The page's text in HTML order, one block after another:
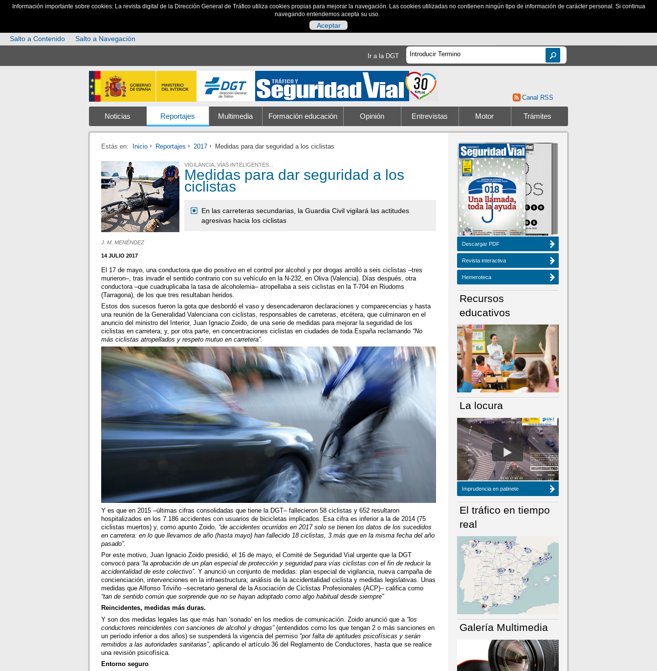
Información importante sobre cookies: La revista digital de la Dirección General de Tráfico utiliza cookies propias para mejorar la navegación. Las cookies utilizadas no contienen ningún tipo de información de carácter personal. Si continua
navegando entendemos acepta su uso.
Aceptar
Salto a Contenido
Salto a Navegación
Ir a la DGT
Canal RSS
Noticias Reportajes Multimedia Formación educación Opinión Entrevistas Motor Trámites
Estás en: Inicio Reportajes 2017 Medidas para dar seguridad a los ciclistas
VIGILANCIA, VÍAS INTELIGENTES...
Medidas para dar seguridad a los
ciclistas
En las carreteras secundarias, la Guardia Civil vigilará las actitudes
agresivas hacia los ciclistas
J. M. MENÉNDEZ
14 JULIO 2017
El 17 de mayo, una conductora que dio positivo en el control por alcohol y por drogas arrolló a seis ciclistas –tres
murieron–, tras invadir el sentido contrario con su vehículo en la N-232, en Oliva (Valencia). Días después, otra
conductora –que cuadruplicaba la tasa de alcoholemia– atropellaba a seis ciclistas en la T-704 en Riudoms
(Tarragona), de los que tres resultaban heridos.
Estos dos sucesos fueron la gota que desbordó el vaso y desencadenaron declaraciones y comparecencias y hasta
una reunión de la Generalidad Valenciana con ciclistas, responsables de carreteras, etcétera, que culminaron en el
anuncio del ministro del Interior, Juan Ignacio Zoido, de una serie de medidas para mejorar la seguridad de los
ciclistas en carretera; y, por otra parte, en concentraciones ciclistas en ciudades de toda España reclamando “No
más ciclistas atropellados y respeto mutuo en carretera”.
Y es que en 2015 –últimas cifras consolidadas que tiene la DGT– fallecieron 58 ciclistas y 652 resultaron
hospitalizados en los 7.186 accidentes con usuarios de bicicletas implicados. Esa cifra es inferior a la de 2014 (75
ciclistas muertos) y, como apunto Zoido, “de accidentes ocurridos en 2017 solo se tienen los datos de los sucedidos
en carretera: en lo que llevamos de año (hasta mayo) han fallecido 18 ciclistas, 3 más que en la misma fecha del año
pasado”.
Por este motivo, Juan Ignacio Zoido presidió, el 16 de mayo, el Comité de Seguridad Vial urgente que la DGT
convocó para “la aprobación de un plan especial de protección y seguridad para vías ciclistas con el fin de reducir la
accidentalidad de este colectivo”. Y anunció un conjunto de medidas: plan especial de vigilancia, nueva campaña de
concienciación, intervenciones en la infraestructura; análisis de la accidentalidad ciclista y medidas legislativas. Unas
medidas que Alfonso Triviño –secretario general de la Asociación de Ciclistas Profesionales (ACP)– califica como
“tan de sentido común que sorprende que no se hayan adoptadocomo algo habitual desde siempre”
Reincidentes, medidas más duras.
Y son dos medidas legales las que más han ‘sonado’ en los medios de comunicación. Zoido anunció que a “los
conductores reincidentes con sanciones de alcohol y drogas” (entendidos como los que tengan 2 o más sanciones en
un período inferior a dos años) se suspenderá la vigencia del permiso “por falta de aptitudes psicofísicas y serán
remitidos a las autoridades sanitarias”,aplicando el artículo 36 del Reglamento de Conductores, hasta que se realice
una revisión psicofísica.
Entorno seguro
NÚMERO ACTUAL HEMEROTECA
Descargar PDF
Revista interactiva
Hemeroteca
Recursos
educativos
La locura
Imprudencia en patinete
El tráfico en tiempo
real
Galería Multimedia